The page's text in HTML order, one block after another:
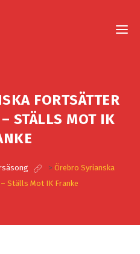
FORTSÄTTER
STÄLLS MOT IK
> Örebro Syrianska
Ställs Mot IK Franke